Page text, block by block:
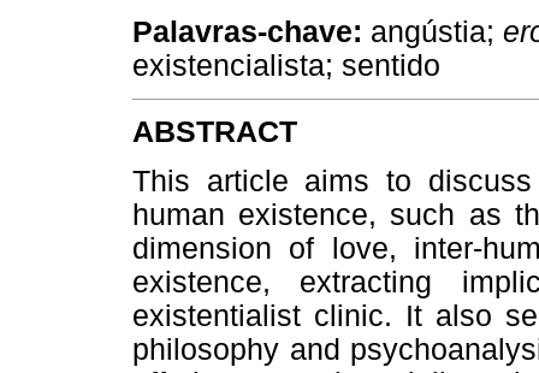
Palavras-chave: angústia;
existencialista; sentido
ABSTRACT
This article aims to
human existence, such as
dimension of love, inter-
existence, extracting
existentialist clinic. It also
philosophy and